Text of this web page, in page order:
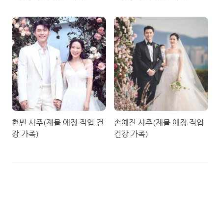
현빈 사주(재물 애정 직업 건
강 가족)
손예진 사주(재물 애정 직업
건강 가족)